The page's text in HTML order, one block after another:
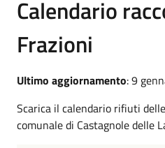
Calendario
Frazioni
Ultimo aggiornamento: 9
Scarica il calendario rifiuti
comunale di Castagnole delle